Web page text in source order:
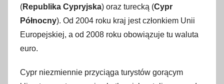
w
a
n
9
(Republika Cypryjska) oraz turecką (Cypr
Północny). Od 2004 roku kraj jest członkiem Unii
Europejskiej, a od 2008 roku obowiązuje tu waluta
euro.
Cypr niezmiennie przyciąga turystów gorącym